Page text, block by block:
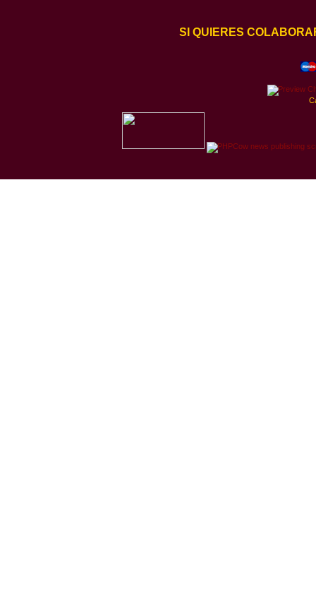
SI QUIERES